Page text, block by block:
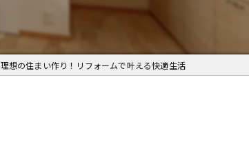
想の住まい作り！リフォームで叶える快適生活